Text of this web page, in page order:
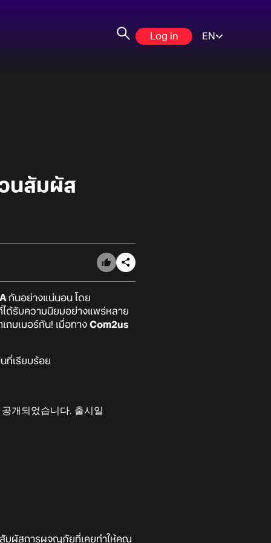
Log in EN
วนสัมผัส
กันอย่างแน่นอน โดย
ได้รับความนิยมอย่างแพร่หลาย
กมเมอร์กัน! เมื่อทาง Com2us
ที่เรียบร้อย
개되었습니다. 출시일
มผัสการผจญภัยที่เคยทำให้คุณ